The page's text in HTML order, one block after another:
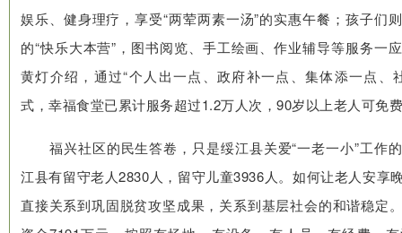
娱乐、健身理疗，享受“两荤两素一汤”的实惠午餐；孩子们
的“快乐大本营”，图书阅览、手工绘画、作业辅导等服务一
黄灯介绍，通过“个人出一点、政府补一点、集体添一点、
式，幸福食堂已累计服务超过1.2万人次，90岁以上老人可免
福兴社区的民生答卷，只是绥江县关爱“一老一小”工作
江县有留守老人2830人，留守儿童3936人。如何让老人安享
直接关系到巩固脱贫攻坚成果，关系到基层社会的和谐稳定